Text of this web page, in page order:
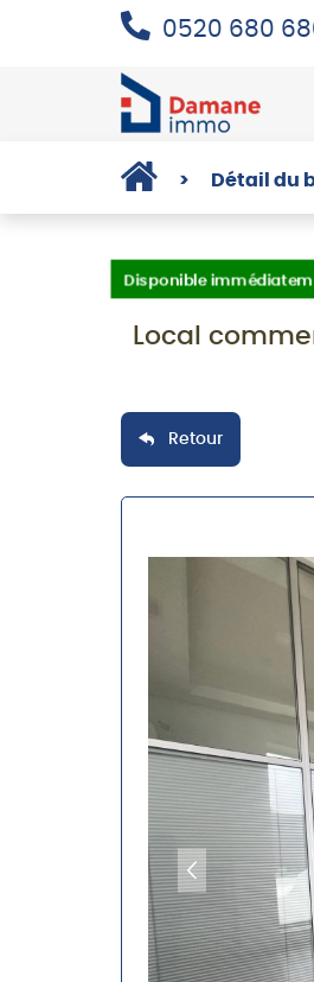
0520 680
> Détail du
Disponible
Local
Retour